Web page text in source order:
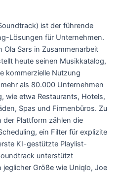
ist der führende
Lösungen für Unternehmen.
Sars in Zusammenarbeit
heute seinen Musikkatalog,
kommerzielle Nutzung
als 80.000 Unternehmen
wie etwa Restaurants, Hotels,
Spas und Firmenbüros. Zu
Plattform zählen die
ein Filter für explizite
KI-gestützte Playlist-
unterstützt
Größe wie Uniqlo, Joe